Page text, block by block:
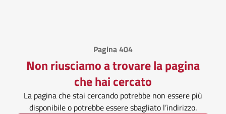
Pagina 404
Non riusciamo a trovare la pagina
che hai cercato
La pagina che stai cercando potrebbe non essere più
disponibile o potrebbe essere sbagliato l’indirizzo.